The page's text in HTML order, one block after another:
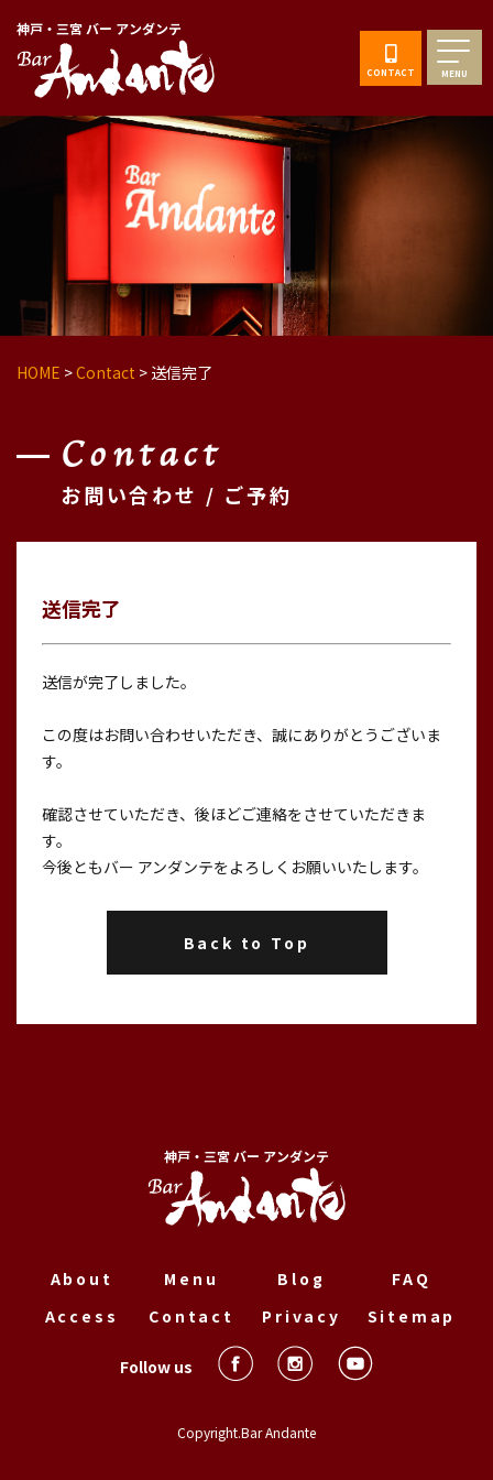
神戸・三宮 バー アンダンテ
CONTACT MENU
HOME >Contact > 送信完了
Contact
お問い合わせ / ご予約
送信完了
送信が完了しました。
この度はお問い合わせいただき、誠にありがとうございま
す。
確認させていただき、後ほどご連絡をさせていただきま
す。
今後ともバー アンダンテをよろしくお願いいたします。
Back to Top
神戸・三宮 バー アンダンテ
About Menu Blog
FAQ
Access
Contact Privacy Sitemap
Follow us
Copyright.Bar Andante